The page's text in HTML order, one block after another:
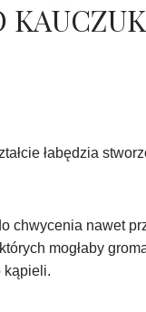
łabędzia
chwycenia nawet
mogłaby
kąpieli.